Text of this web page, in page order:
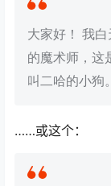
大家好！ 我
的魔术师，这
叫二哈的小狗
……或这个：